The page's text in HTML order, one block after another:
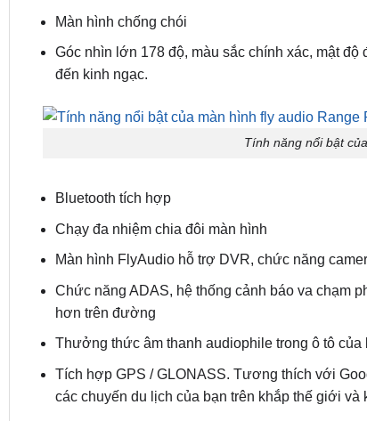
Màn hình chống chói
Góc nhìn lớn 178 độ, màu sắc chính xác, mật
đến kinh ngạc.
Tính năng nổi bật
Bluetooth tích hợp
Chạy đa nhiệm chia đôi màn hình
Màn hình FlyAudio hỗ trợ DVR, chức năng
Chức năng ADAS, hệ thống cảnh báo va chạm
hơn trên đường
Thưởng thức âm thanh audiophile trong ô tô của
Tích hợp GPS / GLONASS. Tương thích với
các chuyến du lịch của bạn trên khắp thế giới và